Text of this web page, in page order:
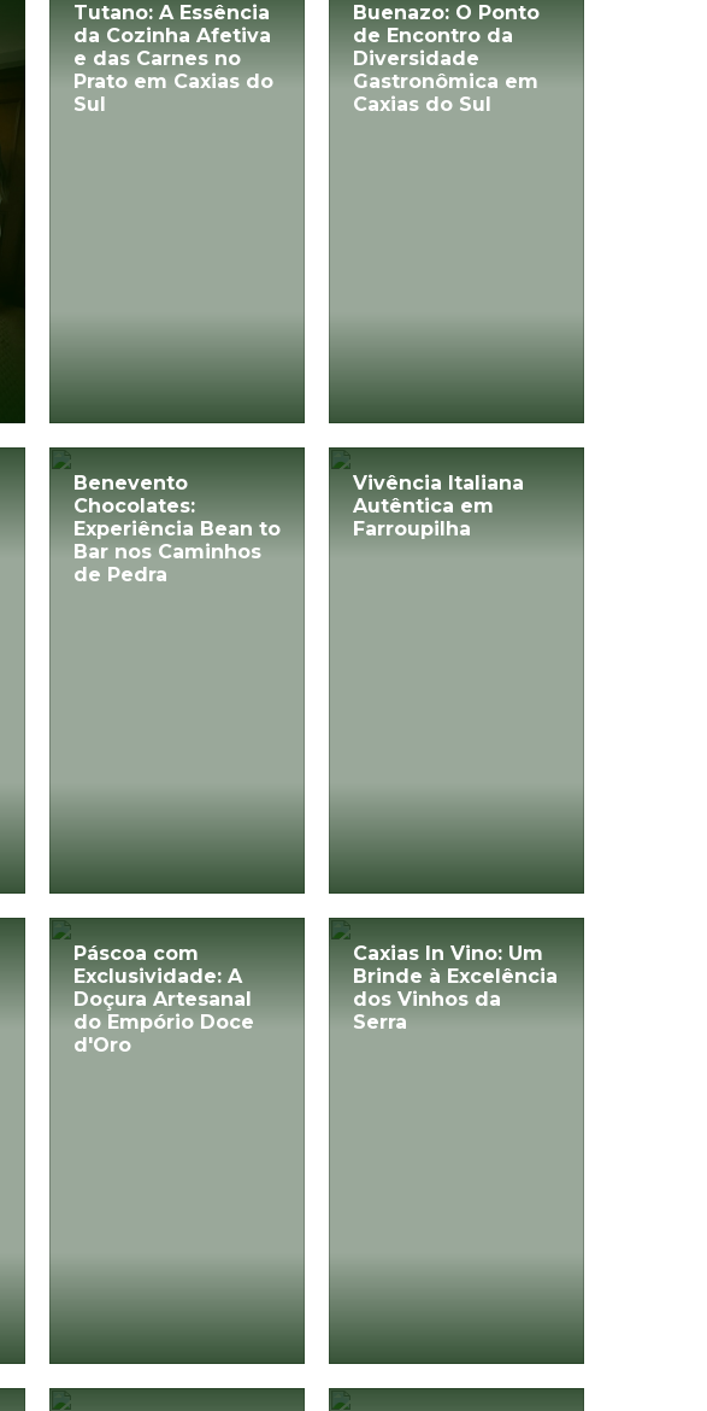
Tutano: A Essência
da Cozinha Afetiva
e das Carnes no
Prato em Caxias do
Sul
Buenazo: O Ponto
de Encontro da
Diversidade
Gastronômica em
Caxias do Sul
Benevento
Chocolates:
Experiência Bean to
Bar nos Caminhos
de Pedra
Vivência Italiana
Autêntica em
Farroupilha
Páscoa com
Exclusividade: A
Doçura Artesanal
do Empório Doce
d'Oro
Caxias In Vino: Um
Brinde à Excelência
dos Vinhos da
Serra